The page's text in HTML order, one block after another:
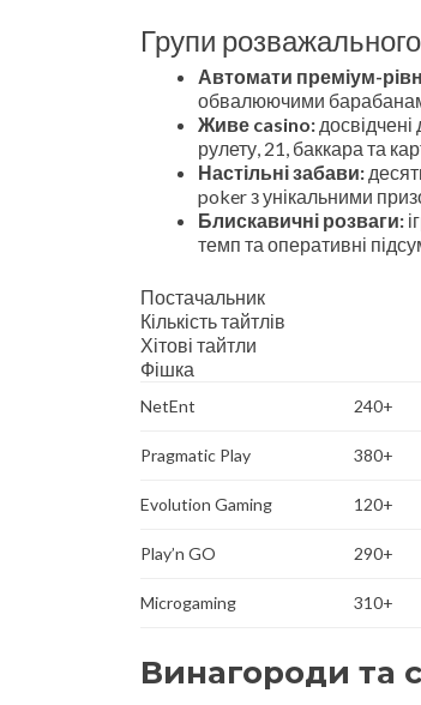
Групи
Автомати преміум-
обвалюючими
Живе casino:
рулету, 21, баккара та
Настільні забави:
poker з унікальними
Блискавичні розваги:
темп та оперативні
Постачальник
Кількість тайтлів
Хітові тайтли
Фішка
NetEnt 240+
Pragmatic Play 380+
Evolution Gaming 120+
Play’n GO 290+
Microgaming 310+
Винагороди та